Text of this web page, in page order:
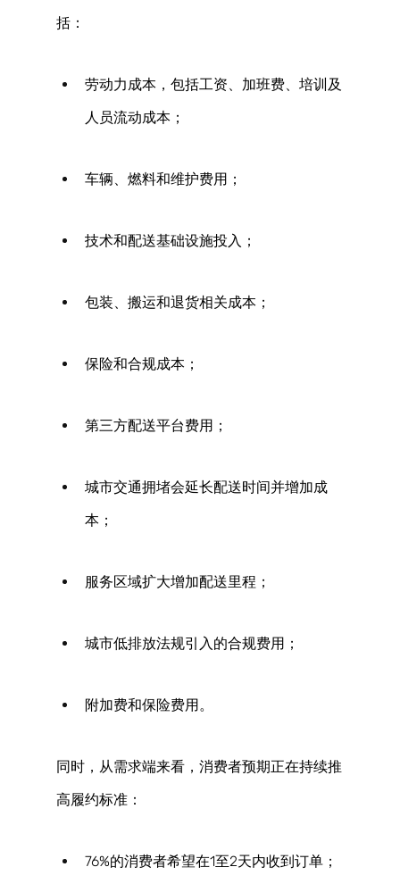
括：
劳动力成本，包括工资、加班费、培训及
人员流动成本；
车辆、燃料和维护费用；
技术和配送基础设施投入；
包装、搬运和退货相关成本；
保险和合规成本；
第三方配送平台费用；
城市交通拥堵会延长配送时间并增加成
本；
服务区域扩大增加配送里程；
城市低排放法规引入的合规费用；
附加费和保险费用。
同时，从需求端来看，消费者预期正在持续推
高履约标准：
76%的消费者希望在1至2天内收到订单；